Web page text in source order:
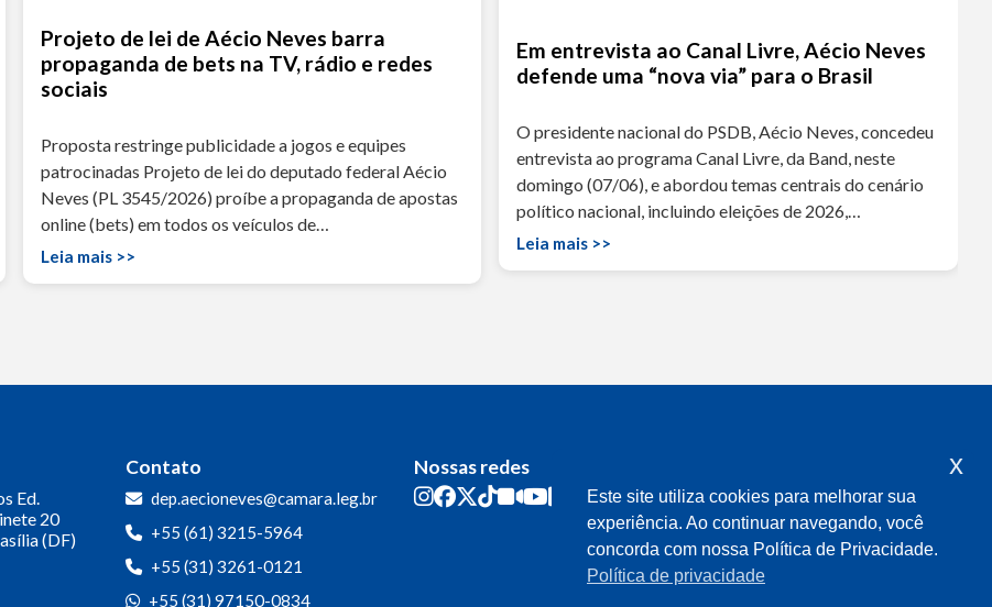
Projeto de lei de Aécio Neves barra
propaganda de bets na TV, rádio e redes
sociais
Proposta restringe publicidade a jogos e equipes
patrocinadas Projeto de lei do deputado federal Aécio
Neves (PL 3545/2026) proíbe a propaganda de apostas
online (bets) em todos os veículos de…
Leia mais >>
Em entrevista ao Canal Livre, Aécio Neves
defende uma “nova via” para o Brasil
O presidente nacional do PSDB, Aécio Neves, concedeu
entrevista ao programa Canal Livre, da Band, neste
domingo (07/06), e abordou temas centrais do cenário
político nacional, incluindo eleições de 2026,…
Leia mais >>
Ed.
20
(DF)
Contato
dep.aecioneves@camara.leg.br
+55 (61) 3215-5964
+55 (31) 3261-0121
+55 (31) 97150-0834
Nossas redes
Este site utiliza cookies para melhorar sua
experiência. Ao continuar navegando, você
concorda com nossa Política de Privacidade.
Política de privacidade
x